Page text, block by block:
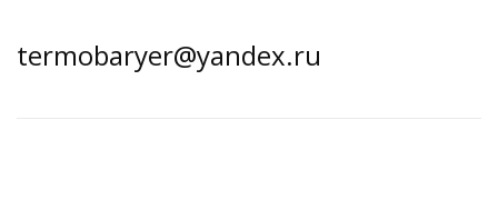
termobaryer@yandex.ru